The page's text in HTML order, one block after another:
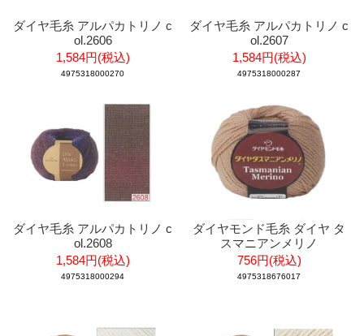
ダイヤ毛糸 アルパカトリノ c
ol.2606
1,584円(税込)
4975318000270
ダイヤ毛糸 アルパカトリノ c
ol.2607
1,584円(税込)
4975318000287
ダイヤ毛糸 アルパカトリノ c
ol.2608
1,584円(税込)
4975318000294
ダイヤモンド毛糸 ダイヤ タ
スマニアンメリノ
756円(税込)
4975318676017